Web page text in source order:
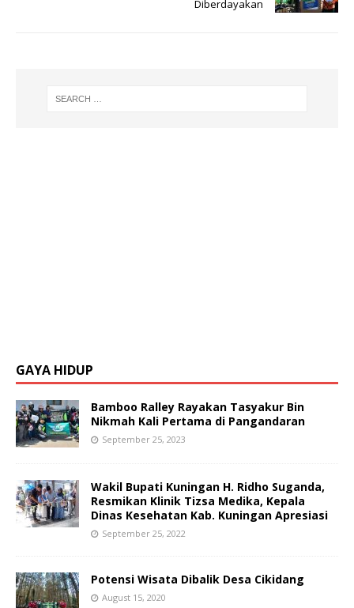
Diberdayakan
GAYA HIDUP
Bamboo Ralley Rayakan Tasyakur Bin
Nikmah Kali Pertama di Pangandaran
September 25, 2023
Wakil Bupati Kuningan H. Ridho Suganda,
Resmikan Klinik Tizsa Medika, Kepala
Dinas Kesehatan Kab. Kuningan Apresiasi
September 25, 2022
Potensi Wisata Dibalik Desa Cikidang
August 15, 2020